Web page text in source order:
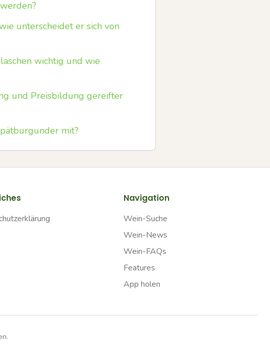
unterscheidet er sich von
wichtig und wie
und Preisbildung gereifter
mit?
Navigation
Wein-Suche
Wein-News
Wein-FAQs
Features
App holen